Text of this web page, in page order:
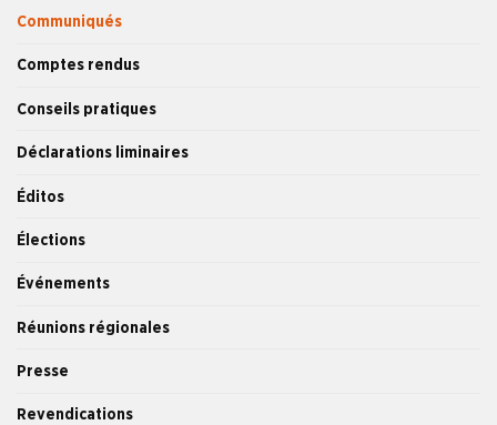
Communiqués
Comptes rendus
Conseils pratiques
Déclarations liminaires
Éditos
Élections
Événements
Réunions régionales
Presse
Revendications